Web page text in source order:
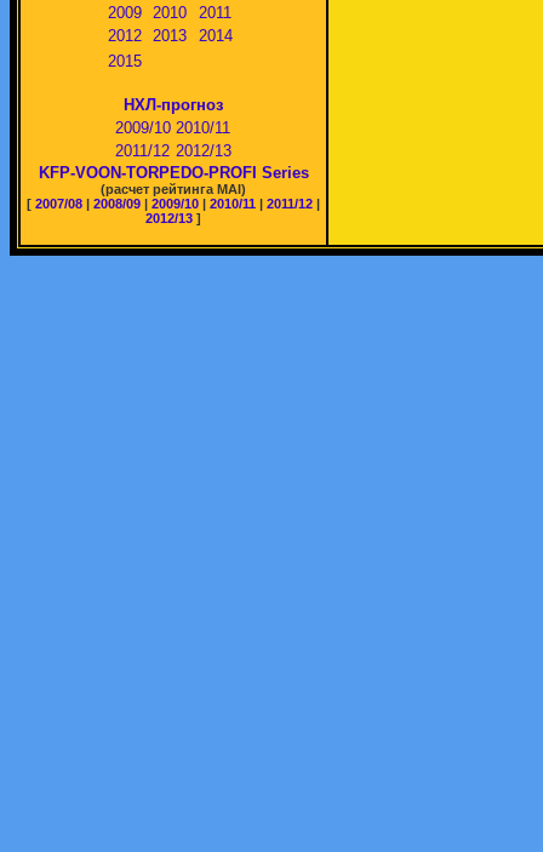
2009
2010
2011
2012
2013
2014
2015
НХЛ-прогноз
2009/10 2010/11
2011/12 2012/13
KFP-VOON-TORPEDO-PROFI Series
(расчет рейтинга MAI)
[ 2007/08 | 2008/09 | 2009/10 | 2010/11 | 2011/12 |
2012/13 ]